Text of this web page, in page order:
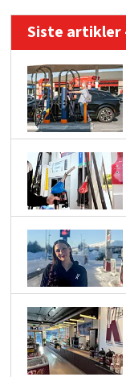
Siste artikler